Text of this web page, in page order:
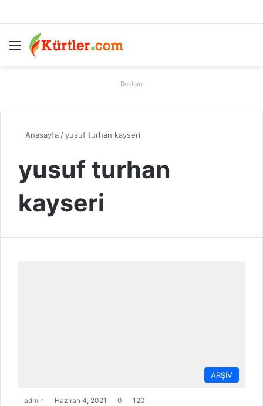
Menü
Reklam
Anasayfa /yusuf turhan kayseri
yusuf turhan
kayseri
ARŞİV
admin Haziran 4, 2021 0 120